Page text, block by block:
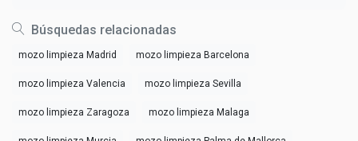
Búsquedas relacionadas
mozo limpieza Madrid mozo limpieza Barcelona
mozo limpieza Valencia mozo limpieza Sevilla
mozo limpieza Zaragoza mozo limpieza Malaga